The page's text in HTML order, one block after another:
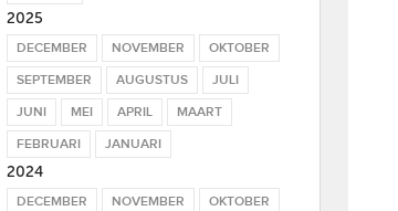
2025
DECEMBER NOVEMBER
OKTOBER
SEPTEMBER
AUGUSTUS
JULI
JUNI
MEI APRIL
MAART
FEBRUARI
JANUARI
2024
DECEMBER NOVEMBER
OKTOBER